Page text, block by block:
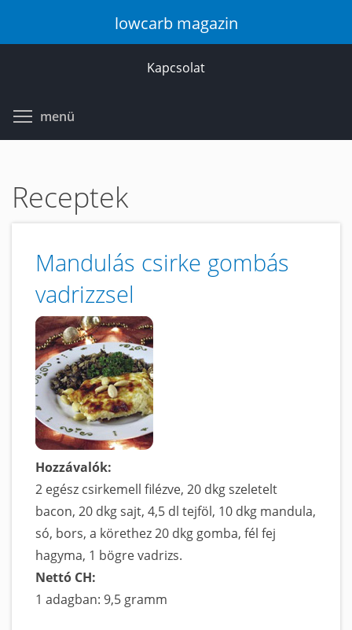
lowcarb magazin
Kapcsolat
menü
Receptek
Mandulás csirke gombás
vadrizzsel
Hozzávalók:
2 egész csirkemell filézve, 20 dkg szeletelt
bacon, 20 dkg sajt, 4,5 dl tejföl, 10 dkg mandula,
só, bors, a körethez 20 dkg gomba, fél fej
hagyma, 1 bögre vadrizs.
Nettó CH:
1 adagban: 9,5 gramm